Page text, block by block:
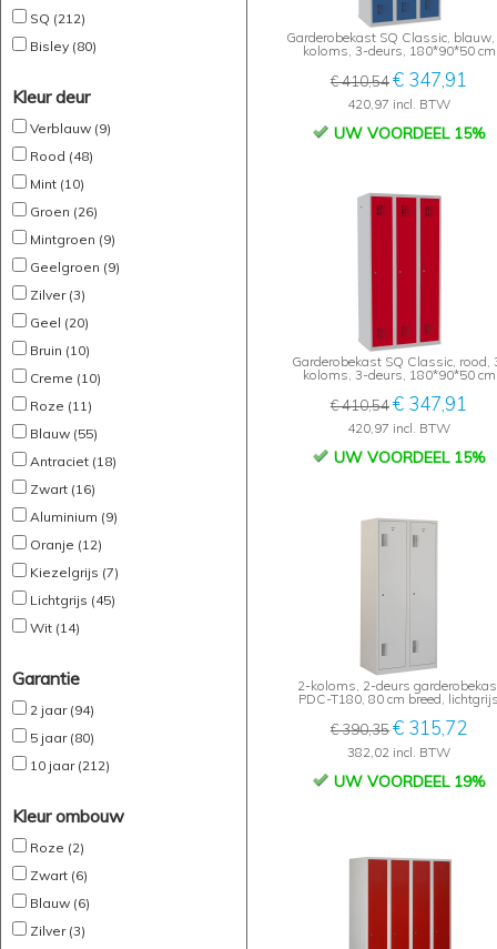
SQ (212)
Bisley (80)
Kleur deur
Verblauw (9)
Rood (48)
Mint (10)
Groen (26)
Mintgroen (9)
Geelgroen (9)
Zilver (3)
Geel (20)
Bruin (10)
Creme (10)
Roze (11)
Blauw (55)
Antraciet (18)
Zwart (16)
Aluminium (9)
Oranje (12)
Kiezelgrijs (7)
Lichtgrijs (45)
Wit (14)
Garantie
2 jaar (94)
5 jaar (80)
10 jaar (212)
Kleur ombouw
Roze (2)
Zwart (6)
Blauw (6)
Zilver (3)
Garderobekast SQ Classic,
koloms, 3-deurs, 180*90*50 cm
€ 410,54€ 347,91
420,97 incl. BTW
UW VOORDEEL 15%
Garderobekast SQ Classic, rood,
koloms, 3-deurs, 180*90*50 cm
€ 410,54€ 347,91
420,97 incl. BTW
UW VOORDEEL 15%
2-koloms, 2-deurs
PDC-T180, 80 cm breed,
€ 390,35€ 315,72
382,02 incl. BTW
UW VOORDEEL 19%